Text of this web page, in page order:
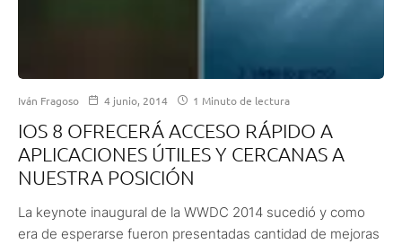
Iván Fragoso 4 junio, 2014 1 Minuto de lectura
IOS 8 OFRECERÁ ACCESO RÁPIDO A
APLICACIONES ÚTILES Y CERCANAS A
NUESTRA POSICIÓN
La keynote inaugural de la WWDC 2014 sucedió y como
era de esperarse fueron presentadas cantidad de mejoras